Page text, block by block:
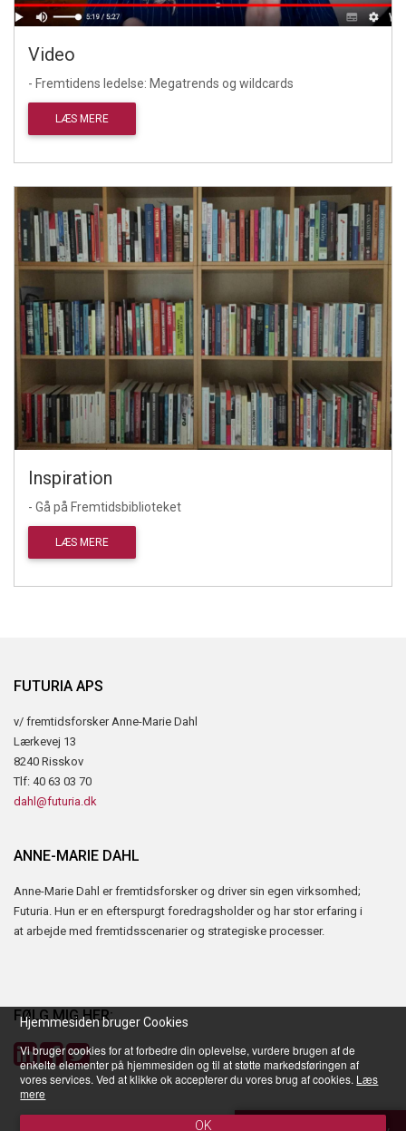
Video
- Fremtidens ledelse: Megatrends og wildcards
LÆS MERE
Inspiration
- Gå på Fremtidsbiblioteket
LÆS MERE
FUTURIA APS
v/ fremtidsforsker Anne-Marie Dahl
Lærkevej 13
8240 Risskov
Tlf: 40 63 03 70
dahl@futuria.dk
ANNE-MARIE DAHL
Anne-Marie Dahl er fremtidsforsker og driver sin egen virksomhed;
Futuria. Hun er en efterspurgt foredragsholder og har stor erfaring i
at arbejde med fremtidsscenarier og strategiske processer.
FØLG MIG HER:
Powered by Søgaard & Co.
Hjemmesiden bruger Cookies
Vi bruger cookies for at forbedre din oplevelse, vurdere brugen af de
enkelte elementer på hjemmesiden og til at støtte markedsføringen af
vores services. Ved at klikke ok accepterer du vores brug af cookies. Læs
mere